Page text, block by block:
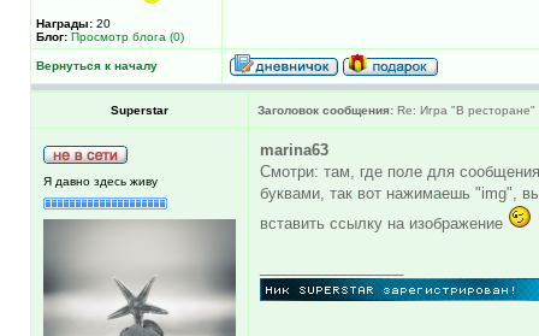
Награды: 20
Блог: Просмотр блога (0)
Вернуться к началу
Superstar Заголовок сообщения: Re: Игра "В ресторане"
Я давно здесь живу
marina63
Смотри: там, где поле для
буквами, так вот нажимаешь "img",
вставить ссылку на изображение